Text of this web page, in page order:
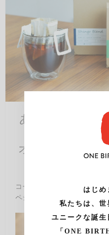
はじめ
私たちは、世
ユニークな誕生
「ONE
あの人をイメー
オリジナルドリ
コーヒーのプロダクションを
ペシャルティ・コーヒーのみ